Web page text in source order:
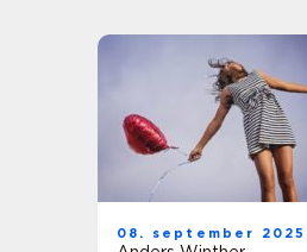
08. september 2025